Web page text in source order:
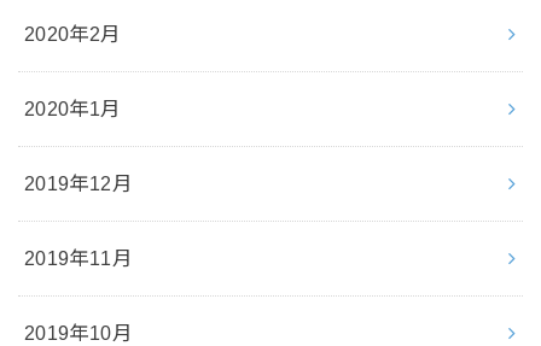
2020年2月
2020年1月
2019年12月
2019年11月
2019年10月